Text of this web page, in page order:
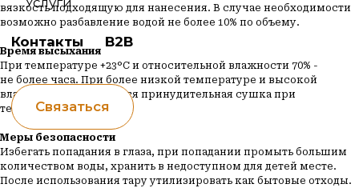
вязкость подходящую для нанесения. В случае необходимости
возможно разбавление водой не более 10% по объему.
Время высыхания
При температуре +23°С и относительной влажности 70% -
не более часа. При более низкой температуре и высокой
влажности. Допускается принудительная сушка при
температуре до 60 °C.
Меры безопасности
Избегать попадания в глаза, при попадании промыть большим
количеством воды, хранить в недоступном для детей месте.
После использования тару утилизировать как бытовые отходы.